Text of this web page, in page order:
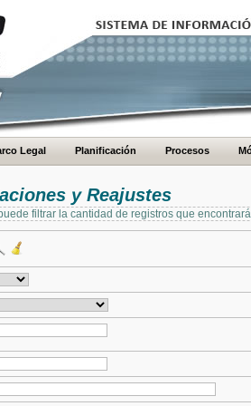
Legal Planificación Procesos
y Reajustes
filtrar la cantidad de registros que encontrará